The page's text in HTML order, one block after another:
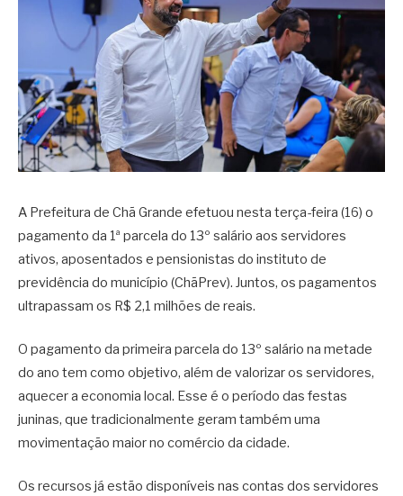
A Prefeitura de Chã Grande efetuou nesta terça-feira (16) o
pagamento da 1ª parcela do 13º salário aos servidores
ativos, aposentados e pensionistas do instituto de
previdência do município (ChãPrev). Juntos, os pagamentos
ultrapassam os R$ 2,1 milhões de reais.
O pagamento da primeira parcela do 13º salário na metade
do ano tem como objetivo, além de valorizar os servidores,
aquecer a economia local. Esse é o período das festas
juninas, que tradicionalmente geram também uma
movimentação maior no comércio da cidade.
Os recursos já estão disponíveis nas contas dos servidores